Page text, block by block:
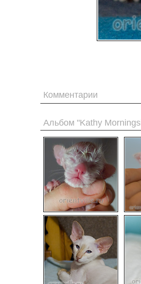
Комментарии
Альбом "Kathy